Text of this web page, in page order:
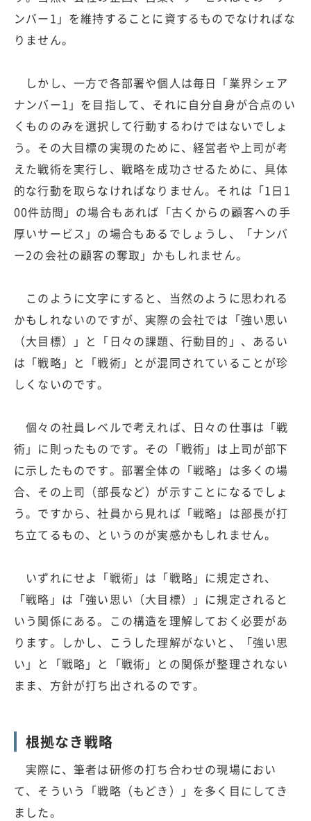
ンバー1」を維持することに資するものでなければな
りません。
しかし、一方で各部署や個人は毎日「業界シェア
ナンバー1」を目指して、それに自分自身が合点のい
くもののみを選択して行動するわけではないでしょ
う。その大目標の実現のために、経営者や上司が考
えた戦術を実行し、戦略を成功させるために、具体
的な行動を取らなければなりません。それは「1日1
00件訪問」の場合もあれば「古くからの顧客への手
厚いサービス」の場合もあるでしょうし、「ナンバ
ー2の会社の顧客の奪取」かもしれません。
このように文字にすると、当然のように思われる
かもしれないのですが、実際の会社では「強い思い
（大目標）」と「日々の課題、行動目的」、あるい
は「戦略」と「戦術」とが混同されていることが珍
しくないのです。
個々の社員レベルで考えれば、日々の仕事は「戦
術」に則ったものです。その「戦術」は上司が部下
に示したものです。部署全体の「戦略」は多くの場
合、その上司（部長など）が示すことになるでしょ
う。ですから、社員から見れば「戦略」は部長が打
ち立てるもの、というのが実感かもしれません。
いずれにせよ「戦術」は「戦略」に規定され、
「戦略」は「強い思い（大目標）」に規定されると
いう関係にある。この構造を理解しておく必要があ
ります。しかし、こうした理解がないと、「強い思
い」と「戦略」と「戦術」との関係が整理されない
まま、方針が打ち出されるのです。
根拠なき戦略
実際に、筆者は研修の打ち合わせの現場におい
て、そういう「戦略（もどき）」を多く目にしてき
ました。